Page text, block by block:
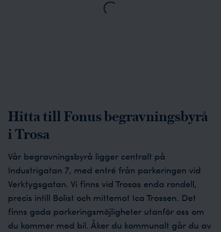
Loading...
Hitta till Fonus begravningsbyrå
i Trosa
Vår begravningsbyrå ligger centralt på
Industrigatan 7, med entré från parkeringen vid
Verktygsgatan. Vi finns vid Trosas enda rondell,
precis intill Bolist och mittemot Ica Trossen. Det
finns goda parkeringsmöjligheter utanför oss om
du kommer med bil. Åker du kommunalt går du av